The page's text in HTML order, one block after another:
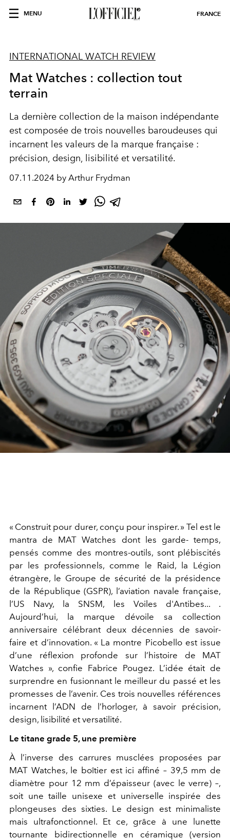
MENU FRANCE
INTERNATIONAL WATCH REVIEW
Mat Watches : collection tout
terrain
La dernière collection de la maison indépendante
est composée de trois nouvelles baroudeuses qui
incarnent les valeurs de la marque française :
précision, design, lisibilité et versatilité.
07.11.2024 by Arthur Frydman
« Construit pour durer, conçu pour inspirer. » Tel est le
mantra de MAT Watches dont les garde- temps,
pensés comme des montres-outils, sont plébiscités
par les professionnels, comme le Raid, la Légion
étrangère, le Groupe de sécurité de
la présidence
de la République (GSPR), l’aviation navale française,
l’US Navy, la SNSM, les Voiles d'Antibes... .
Aujourd’hui, la marque dévoile sa collection
anniversaire célébrant deux décennies de savoir-
faire et d’innovation. « La montre Picobello est issue
d’une réflexion profonde sur l’histoire de MAT
Watches », confie Fabrice Pougez. L’idée était de
surprendre en fusionnant le meilleur du passé et les
promesses de l’avenir. Ces trois nouvelles références
incarnent l’ADN de l’horloger, à savoir précision,
design, lisibilité et versatilité.
Le titane grade 5, une première
À l’inverse des carrures musclées proposées par
MAT Watches, le boîtier est ici affiné – 39,5 mm de
diamètre pour 12 mm d’épaisseur (avec le verre) –,
soit une taille unisexe et universelle inspirée des
plongeuses des sixties. Le design est minimaliste
mais ultrafonctionnel. Et ce, grâce à une lunette
tournante bidirectionnelle en céramique (version